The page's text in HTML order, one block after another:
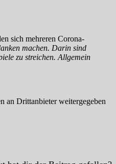
sich mehreren Corona-
machen. Darin sind
zu streichen. Allgemein
an Drittanbieter weitergegeben